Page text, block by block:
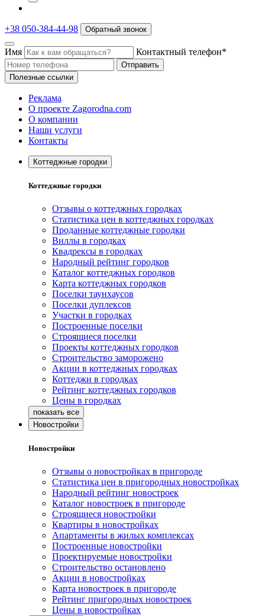
+38 050-384-44-98 Обратный звонок
Имя Контактный телефон*
Отправить
Полезные ссылки
Реклама
О проекте Zagorodna.com
О компании
Наши услуги
Контакты
Коттеджные городки
Коттеджные городки
Отзывы о коттеджных городках
Статистика цен в коттеджных городках
Проданные коттеджные городки
Виллы в городках
Квадрексы в городках
Народный рейтинг городков
Каталог коттеджных городков
Карта коттеджных городков
Поселки таунхаусов
Поселки дуплексов
Участки в городках
Построенные поселки
Строящиеся поселки
Проекты коттеджных городков
Строительство заморожено
Акции в коттеджных городках
Коттеджи в городках
Рейтинг коттеджных городков
Цены в городках
Новостройки
Новостройки
Отзывы о новостройках в пригороде
Статистика цен в пригородных новостройках
Народный рейтинг новостроек
Каталог новостроек в пригороде
Строящиеся новостройки
Квартиры в новостройках
Апартаменты в жилых комплексах
Построенные новостройки
Проектируемые новостройки
Строительство остановлено
Акции в новостройках
Карта новостроек в пригороде
Рейтинг пригородных новостроек
Цены в новостройках